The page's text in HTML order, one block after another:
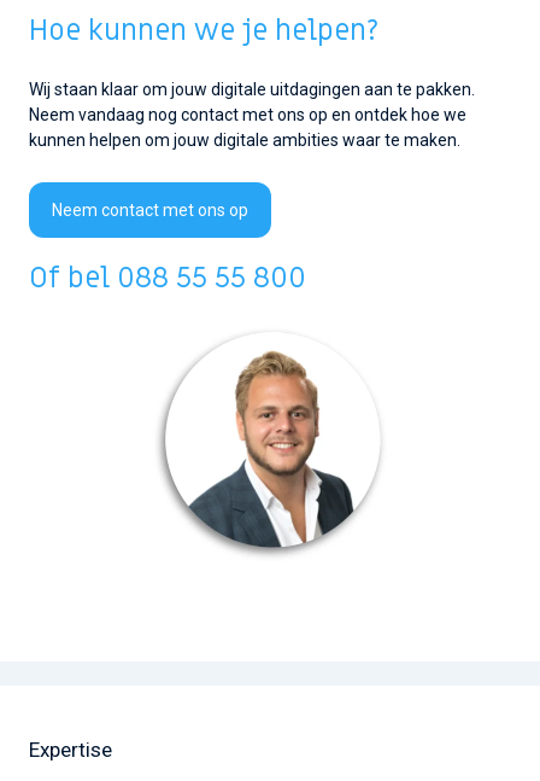
Hoe kunnen we je helpen?
Wij staan klaar om jouw digitale uitdagingen aan te pakken.
Neem vandaag nog contact met ons op en ontdek hoe we
kunnen helpen om jouw digitale ambities waar te maken.
Neem contact met ons op
Of bel 088 55 55 800
Expertise